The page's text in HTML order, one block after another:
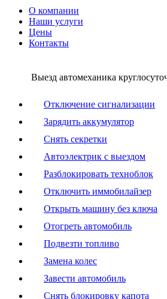
О компании
Наши услуги
Цены
Контакты
Выезд автомеханика
Отключение сигнализации
Зарядить аккумулятор
Снять секретки
Автоэлектрик с выездом
Разблокировать техноблок
Отключить иммобилайзер
Открыть машину без ключа
Отогреть автомобиль
Подвезти топливо
Замена колес
Завести автомобиль
Снять блокировку капота